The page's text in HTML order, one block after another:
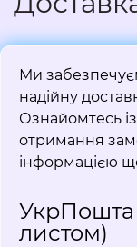
Ми
надійну
Ознайомтесь
отримання
інформацією
листом)